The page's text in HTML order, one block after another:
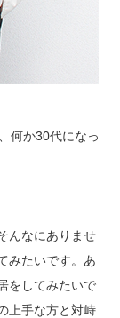
何か30代になっ
んなにありませ
みたいです。あ
をしてみたいで
上手な方と対峙